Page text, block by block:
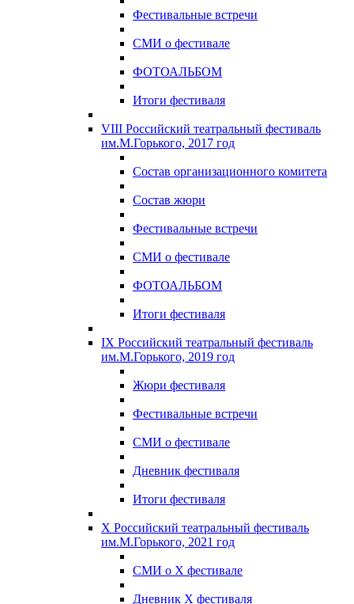
Фестивальные встречи
СМИ о фестивале
ФОТОАЛЬБОМ
Итоги фестиваля
VIII Российский театральный фестиваль
им.М.Горького, 2017 год
Состав организационного комитета
Состав жюри
Фестивальные встречи
СМИ о фестивале
ФОТОАЛЬБОМ
Итоги фестиваля
IX Российский театральный фестиваль
им.М.Горького, 2019 год
Жюри фестиваля
Фестивальные встречи
СМИ о фестивале
Дневник фестиваля
Итоги фестиваля
X Российский театральный фестиваль
им.М.Горького, 2021 год
СМИ о X фестивале
Дневник X фестиваля